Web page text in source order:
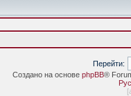
Перейти:
Создано на основе phpBB®
[